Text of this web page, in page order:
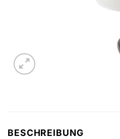
BESCHREIBUNG